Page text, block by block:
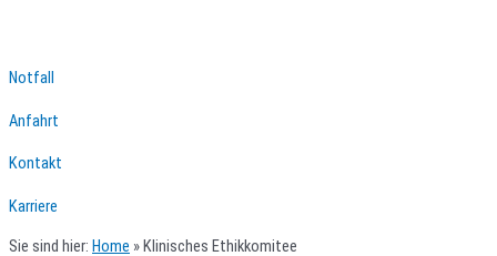
Notfall
Anfahrt
Kontakt
Karriere
Sie sind hier: Home »Klinisches Ethikkomitee